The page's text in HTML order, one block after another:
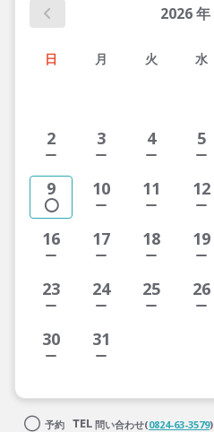
2026年
日 月 火 水
2 3 4 5
9 10 11 12
16 17 18 19
23 24 25 26
30 31
予約 問い合わせ(0824-63-3579)